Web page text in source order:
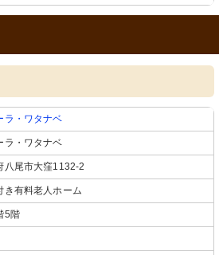
、工夫
ト椅子
寝台浴
安心安全なバリアフリー設計の浴槽で
す。快適な入浴時間をサポートしま
す。
ラ・ワタナベ
ラ・ワタナベ
八尾市大窪1132-2
き有料老人ホーム
5階